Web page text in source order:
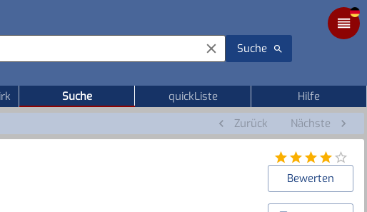
Suche
Suche quickListe
Hilfe
Zurück Nächste
Bewerten